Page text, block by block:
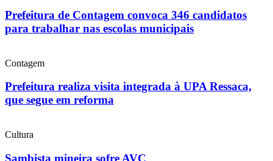
Prefeitura de Contagem convoca 346 candidatos
para trabalhar nas escolas municipais
Contagem
Prefeitura realiza visita integrada à UPA Ressaca,
que segue em reforma
Cultura
Sambista mineira sofre AVC